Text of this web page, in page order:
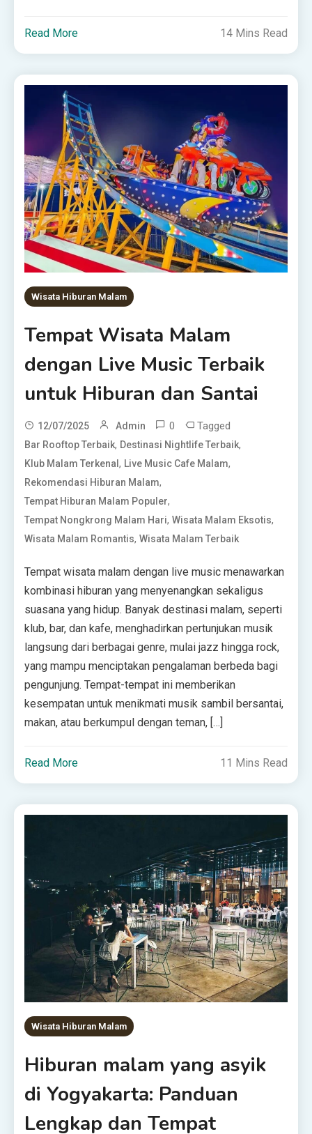
Read More 14 Mins Read
Wisata Hiburan Malam
Tempat Wisata Malam
dengan Live Music Terbaik
untuk Hiburan dan Santai
12/07/2025 Admin 0 Tagged
Bar Rooftop Terbaik, Destinasi Nightlife Terbaik,
Klub Malam Terkenal, Live Music Cafe Malam,
Rekomendasi Hiburan Malam,
Tempat Hiburan Malam Populer,
Tempat Nongkrong Malam Hari,Wisata Malam Eksotis,
Wisata Malam Romantis,Wisata Malam Terbaik
Tempat wisata malam dengan live music menawarkan
kombinasi hiburan yang menyenangkan sekaligus
suasana yang hidup. Banyak destinasi malam, seperti
klub, bar, dan kafe, menghadirkan pertunjukan musik
langsung dari berbagai genre, mulai jazz hingga rock,
yang mampu menciptakan pengalaman berbeda bagi
pengunjung. Tempat-tempat ini memberikan
kesempatan untuk menikmati musik sambil bersantai,
makan, atau berkumpul dengan teman, […]
Read More 11 Mins Read
Wisata Hiburan Malam
Hiburan malam yang asyik
di Yogyakarta: Panduan
Lengkap dan Tempat